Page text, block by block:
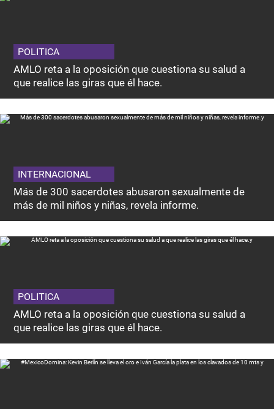
POLITICA
AMLO reta a la oposición que cuestiona su salud a
que realice las giras que él hace.
INTERNACIONAL
Más de 300 sacerdotes abusaron sexualmente de
más de mil niños y niñas, revela informe.
POLITICA
AMLO reta a la oposición que cuestiona su salud a
que realice las giras que él hace.